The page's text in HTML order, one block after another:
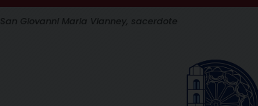
San Giovanni Maria Vianney, sacerdote